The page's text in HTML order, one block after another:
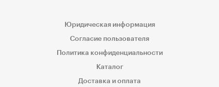
Юридическая информация
Согласие пользователя
Политика конфиденциальности
Каталог
Доставка и оплата